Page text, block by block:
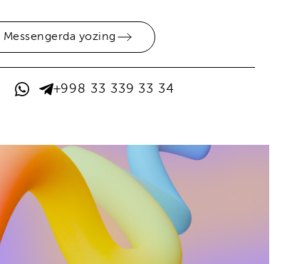
Messengerda yozing
+998 33 339 33 34